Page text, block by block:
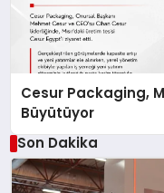
Cesur Packaging,
Büyütüyor
Son Dakika